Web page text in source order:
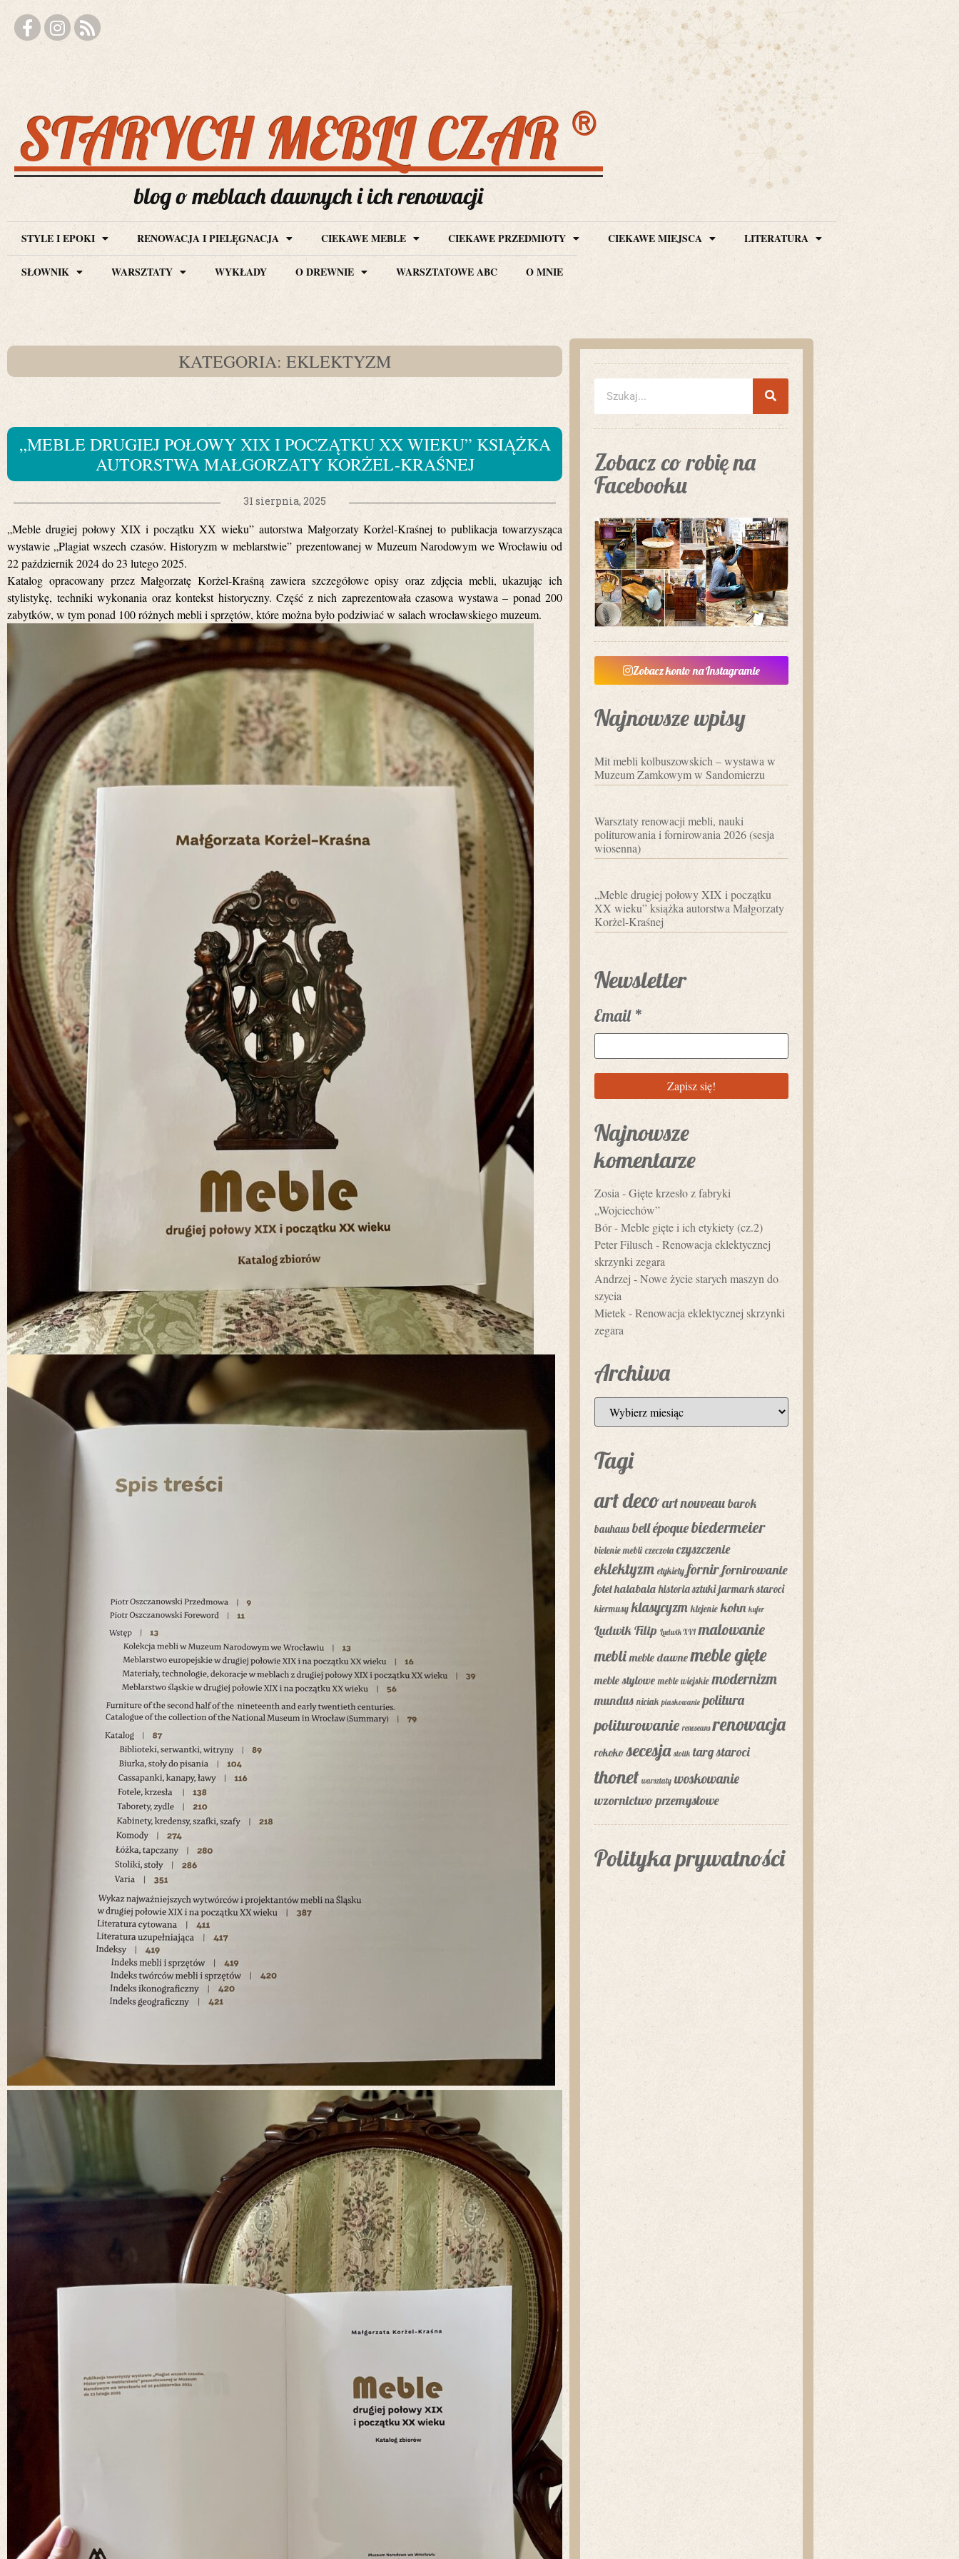
STARYCH MEBLI CZAR®
blog o meblach dawnych i ich renowacji
STYLE I EPOKI RENOWACJA I PIELĘGNACJA CIEKAWE MEBLE CIEKAWE PRZEDMIOTY CIEKAWE MIEJSCA LITERATURA
SŁOWNIK WARSZTATY WYKŁADY O DREWNIE WARSZTATOWE ABC O MNIE
KATEGORIA: EKLEKTYZM
„MEBLE DRUGIEJ POŁOWY XIX I POCZĄTKU XX WIEKU” KSIĄŻKA
AUTORSTWA MAŁGORZATY KORŻEL-KRAŚNEJ
31 sierpnia, 2025
„Meble drugiej połowy XIX i początku XX wieku” autorstwa Małgorzaty Korżel-Kraśnej to publikacja towarzysząca
wystawie „Plagiat wszech czasów. Historyzm w meblarstwie” prezentowanej w Muzeum Narodowym we Wrocławiu od
22 październik 2024 do 23 lutego 2025.
Katalog opracowany przez Małgorzatę Korżel-Kraśną zawiera szczegółowe opisy oraz zdjęcia mebli, ukazując ich
stylistykę, techniki wykonania oraz kontekst historyczny. Część z nich zaprezentowała czasowa wystawa – ponad 200
zabytków, w tym ponad 100 różnych mebli i sprzętów, które można było podziwiać w salach wrocławskiego muzeum.
Zobacz co robię na
Facebooku
Zobacz konto na Instagramie
Najnowsze wpisy
Mit mebli kolbuszowskich – wystawa w
Muzeum Zamkowym w Sandomierzu
Warsztaty renowacji mebli, nauki
politurowania i fornirowania 2026 (sesja
wiosenna)
„Meble drugiej połowy XIX i początku
XX wieku” książka autorstwa Małgorzaty
Korżel-Kraśnej
Newsletter
Email *
Najnowsze
komentarze
Zosia -Gięte krzesło z fabryki
„Wojciechów”
Bór-Meble gięte i ich etykiety (cz.2)
Peter Filusch -Renowacja eklektycznej
skrzynki zegara
Andrzej -Nowe życie starych maszyn do
szycia
Mietek-Renowacja eklektycznej skrzynki
zegara
Archiwa
Tagi
art decoart nouveaubarok
bauhaus bell époquebiedermeier
bielenie mebli czeczota czyszczenie
eklektyzm etykiety fornirfornirowanie
fotel halabala historia sztuki jarmark staroci
kiermusy klasycyzm klejenie kohn kufer
Ludwik Filip Ludwik XVI malowanie
mebli meble dawne meble gięte
meble stylowe meble wiejskie modernizm
mundus niciak piaskowanie politura
politurowanie reneseans renowacja
rokoko secesja stolik targ staroci
thonet warsztaty woskowanie
wzornictwo przemysłowe
Polityka prywatności